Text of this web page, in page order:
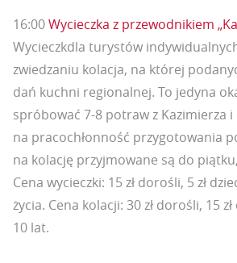
16:00Wycieczka z przewodnikiem
Wycieczkdla turystów
zwiedzaniu kolacja, na której
dań kuchni regionalnej. To jedyna
spróbować 7-8 potraw z Kazimierza i
na pracochłonność przygotowania
na kolację przyjmowane są do
Cena wycieczki: 15 zł dorośli, 5 zł
życia. Cena kolacji: 30 zł dorośli, 15
10 lat.